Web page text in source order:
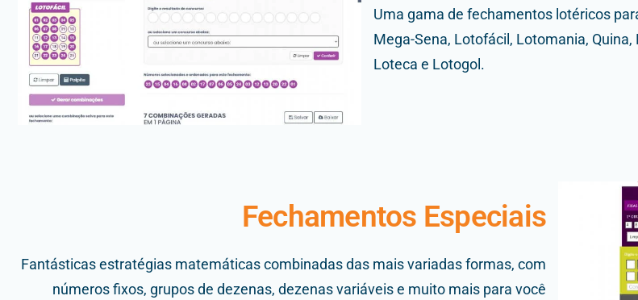
Uma gama de fechamentos lotéricos
Mega-Sena, Lotofácil, Lotomania,
Loteca e Lotogol.
Fechamentos Especiais
Fantásticas estratégias matemáticas combinadas das mais variadas formas, com
números fixos, grupos de dezenas, dezenas variáveis e muito mais para você